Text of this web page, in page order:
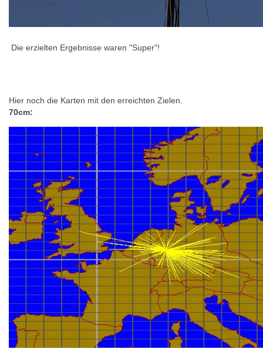
Die erzielten Ergebnisse waren "Super"!
Hier noch die Karten mit den erreichten Zielen.
70cm: